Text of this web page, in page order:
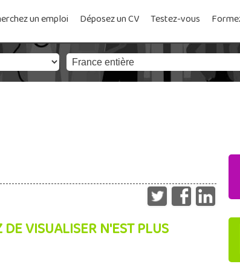
un emploi Déposez un CV Testez-vous
VISUALISER N'EST PLUS